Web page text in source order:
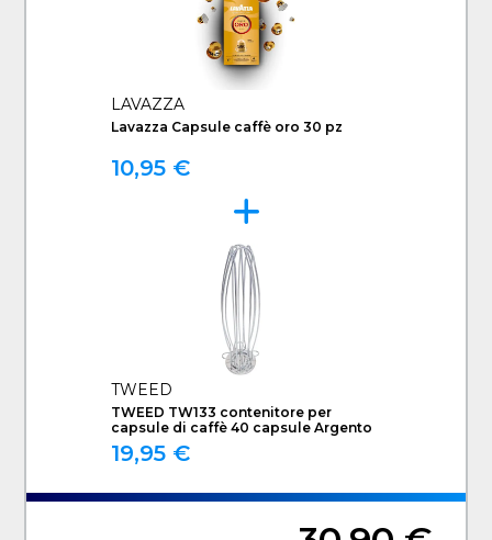
LAVAZZA
Lavazza Capsule caffè oro 30 pz
10,95 €
TWEED
TWEED TW133 contenitore per
capsule di caffè 40 capsule Argento
19,95 €